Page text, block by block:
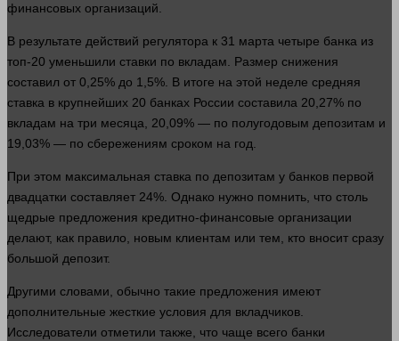
финансовых организаций.
В результате действий регулятора к 31 марта четыре банка из
топ-20 уменьшили ставки по вкладам. Размер снижения
составил от 0,25% до 1,5%. В итоге на этой неделе средняя
ставка в крупнейших 20 банках России составила 20,27% по
вкладам на три месяца, 20,09% — по полугодовым депозитам и
19,03% — по сбережениям сроком на год.
При этом максимальная ставка по депозитам у банков первой
двадцатки составляет 24%. Однако нужно помнить, что столь
щедрые предложения кредитно-финансовые организации
делают, как правило , новым клиентам или тем, кто вносит сразу
большой депозит.
Другими словами, обычно такие предложения имеют
дополнительные жесткие условия для вкладчиков.
Исследователи отметили также, что чаще всего банки